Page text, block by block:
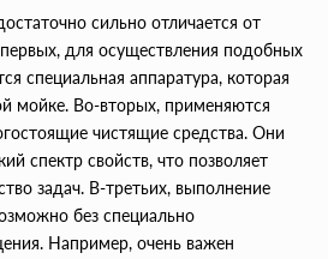
сильно отличается от
для осуществления подобных
специальная аппаратура, которая
мойке. Во-вторых, применяются
чистящие средства. Они
спектр свойств, что позволяет
задач. В-третьих, выполнение
без специально
Например, очень важен